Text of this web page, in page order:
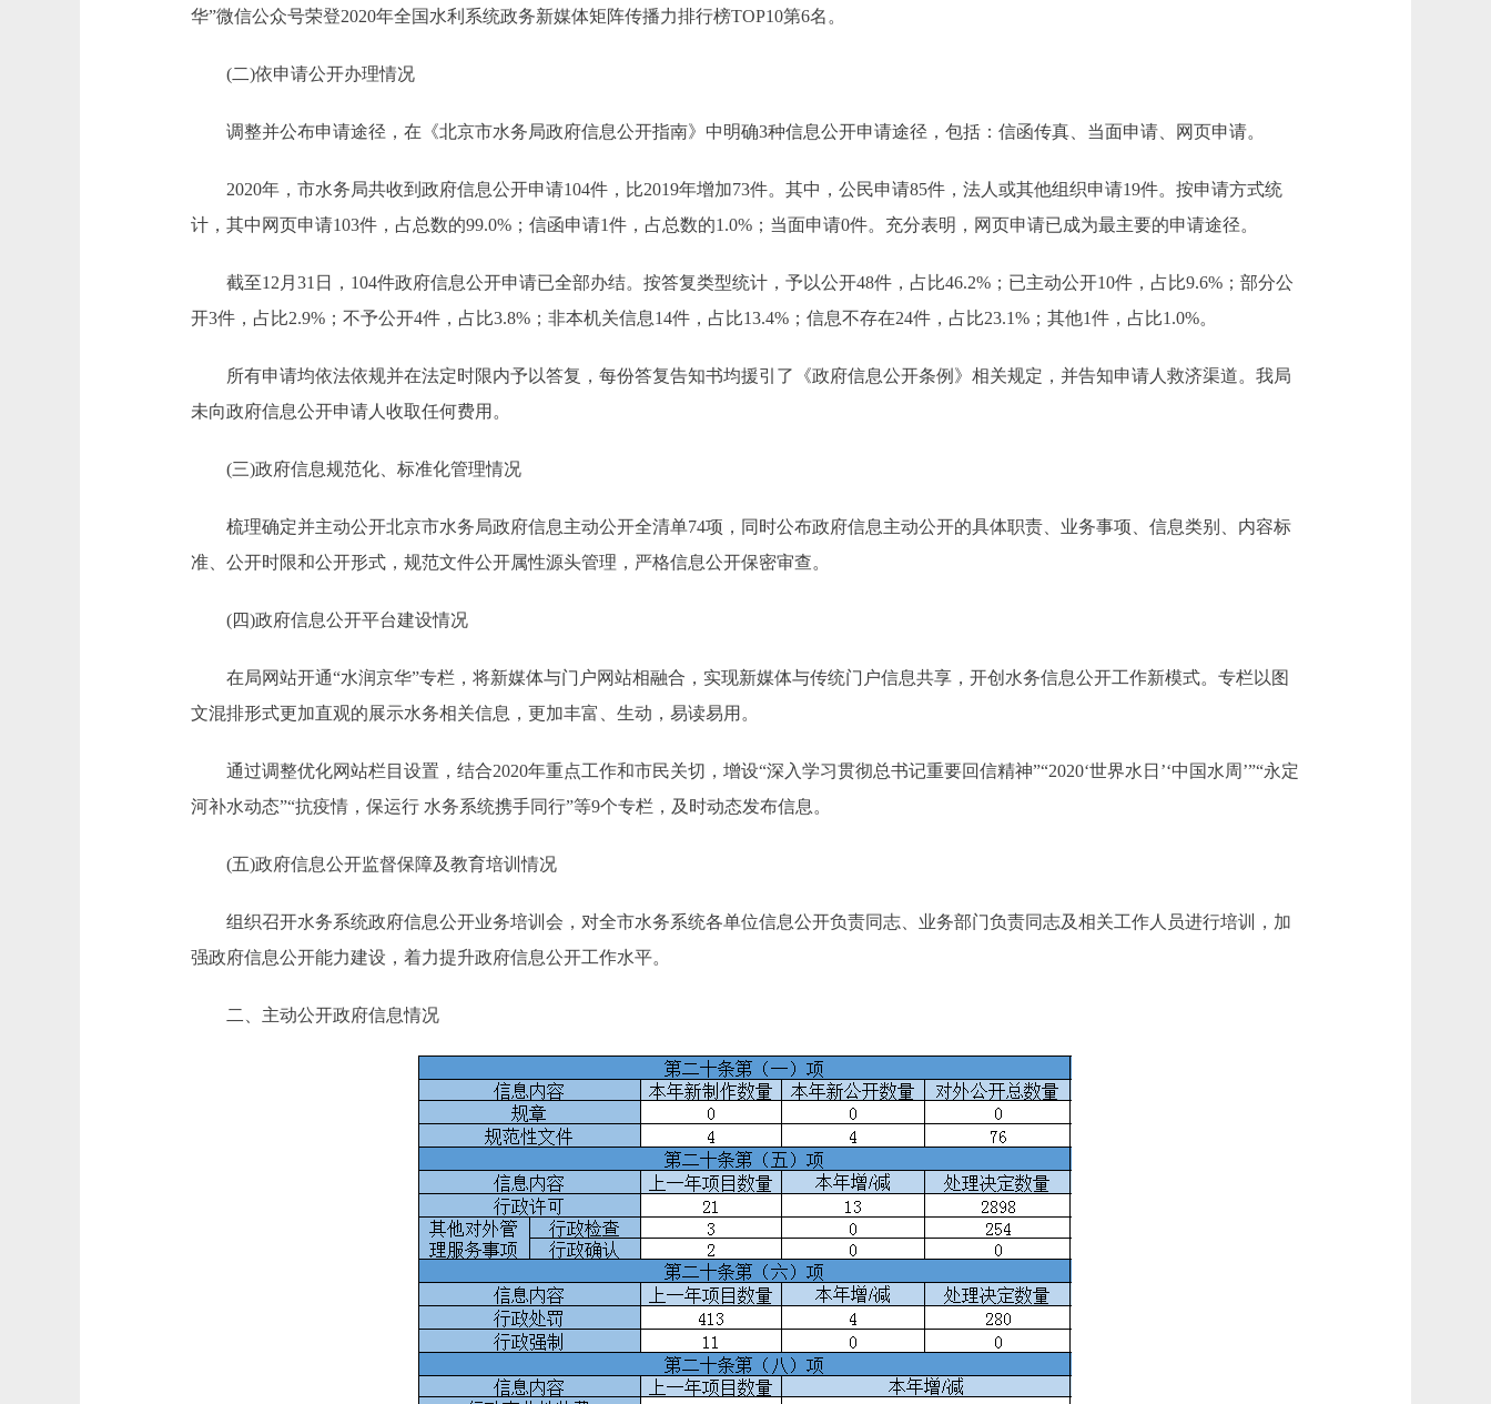
华”微信公众号荣登2020年全国水利系统政务新媒体矩阵传播力排行榜TOP10第6名。
(二)依申请公开办理情况
调整并公布申请途径，在《北京市水务局政府信息公开指南》中明确3种信息公开申请途径，包括：信函传真、当面申请、网页申请。
2020年，市水务局共收到政府信息公开申请104件，比2019年增加73件。其中，公民申请85件，法人或其他组织申请19件。按申请方式统
计，其中网页申请103件，占总数的99.0%；信函申请1件，占总数的1.0%；当面申请0件。充分表明，网页申请已成为最主要的申请途径。
截至12月31日，104件政府信息公开申请已全部办结。按答复类型统计，予以公开48件，占比46.2%；已主动公开10件，占比9.6%；部分公
开3件，占比2.9%；不予公开4件，占比3.8%；非本机关信息14件，占比13.4%；信息不存在24件，占比23.1%；其他1件，占比1.0%。
所有申请均依法依规并在法定时限内予以答复，每份答复告知书均援引了《政府信息公开条例》相关规定，并告知申请人救济渠道。我局
未向政府信息公开申请人收取任何费用。
(三)政府信息规范化、标准化管理情况
梳理确定并主动公开北京市水务局政府信息主动公开全清单74项，同时公布政府信息主动公开的具体职责、业务事项、信息类别、内容标
准、公开时限和公开形式，规范文件公开属性源头管理，严格信息公开保密审查。
(四)政府信息公开平台建设情况
在局网站开通“水润京华”专栏，将新媒体与门户网站相融合，实现新媒体与传统门户信息共享，开创水务信息公开工作新模式。专栏以图
文混排形式更加直观的展示水务相关信息，更加丰富、生动，易读易用。
通过调整优化网站栏目设置，结合2020年重点工作和市民关切，增设“深入学习贯彻总书记重要回信精神”“2020‘世界水日’‘中国水周’”“永定
河补水动态”“抗疫情，保运行 水务系统携手同行”等9个专栏，及时动态发布信息。
(五)政府信息公开监督保障及教育培训情况
组织召开水务系统政府信息公开业务培训会，对全市水务系统各单位信息公开负责同志、业务部门负责同志及相关工作人员进行培训，加
强政府信息公开能力建设，着力提升政府信息公开工作水平。
二、主动公开政府信息情况